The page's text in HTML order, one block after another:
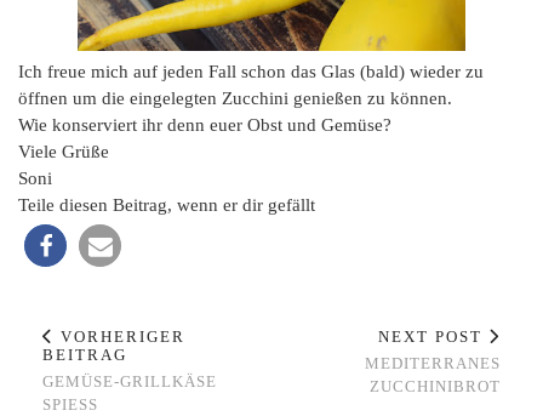
Ich freue mich auf jeden Fall schon das Glas (bald) wieder zu
öffnen um die eingelegten Zucchini genießen zu können.
Wie konserviert ihr denn euer Obst und Gemüse?
Viele Grüße
Soni
Teile diesen Beitrag, wenn er dir gefällt
VORHERIGER
BEITRAG
GEMÜSE-GRILLKÄSE
SPIESS
NEXT POST
MEDITERRANES
ZUCCHINIBROT